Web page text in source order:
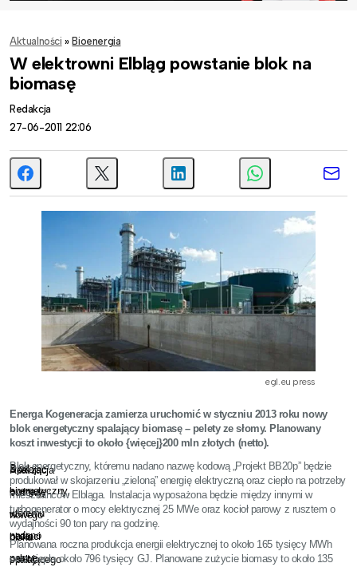
Aktualności » Bioenergia
W elektrowni Elbląg powstanie blok na
biomasę
Redakcja
27-06-2011 22:06
egl.eu press
Energa Kogeneracja zamierza uruchomić w styczniu 2013 roku nowy
blok energetyczny spalający biomasę – pelety ze słomy. Planowany
koszt inwestycji to około {więcej}200 mln złotych (netto).
Blok
energetyczny,
któremu
nadano
nazwę
Spalając
biomasę
w
postaci
pelet
Realizacja
budowy
nowego
bloku
spalającego
Blok energetyczny, któremu nadano nazwę kodową „Projekt BB20p” będzie
produkował w skojarzeniu „zieloną” energię elektryczną oraz ciepło na potrzeby
mieszkańców Elbląga. Instalacja wyposażona będzie między innymi w
turbogenerator o mocy elektrycznej 25 MWe oraz kocioł parowy z rusztem o
wydajności 90 ton pary na godzinę.
Planowana roczna produkcja energii elektrycznej to około 165 tysięcy MWh
oraz ciepła około 796 tysięcy GJ. Planowane zużycie biomasy to około 135